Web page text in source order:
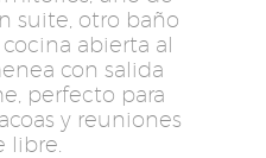
suite, otro baño
abierta al
con salida
perfecto para
y reuniones
libre.